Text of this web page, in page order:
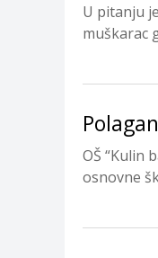
U pitanju
muškarac
OŠ “Kulin
osnovne